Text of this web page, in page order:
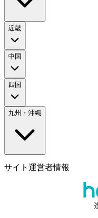
近畿
中国
四国
九州・沖縄
サイト運営者情報